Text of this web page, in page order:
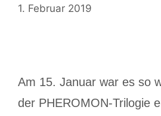
1. Februar 2019
Am 15. Januar war es so
der PHEROMON-Trilogie